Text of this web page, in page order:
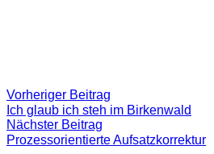
Beitragsnavigation
Vorheriger Beitrag
Beitrag:
Ich glaub ich steh im Birkenwald
Nächster Beitrag
Beitrag
Prozessorientierte Aufsatzkorrektur